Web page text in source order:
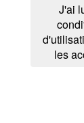
J'ai
les